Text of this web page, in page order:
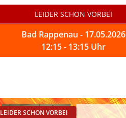
LEIDER SCHON VORBEI
Bad Rappenau - 17.05.2026
12:15 - 13:15 Uhr
LEIDER SCHON VORBEI